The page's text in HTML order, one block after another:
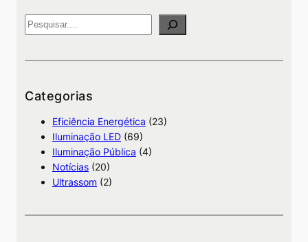
P
s
u
Categorias
Eficiência Energética (23)
Iluminação LED (69)
Iluminação Pública (4)
Notícias (20)
Ultrassom (2)